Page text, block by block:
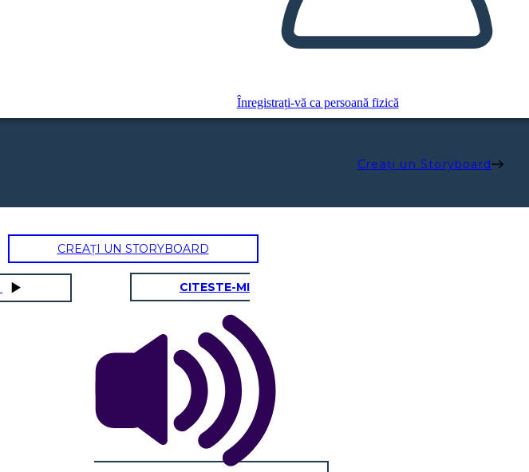
Înregistrați-vă ca persoană fizică
Creați un Storyboard
CREAȚI UN STORYBOARD
CITESTE-MI